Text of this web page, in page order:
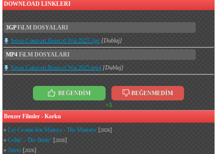
DOWNLOAD LINKLERI
3GPFiLM DOSYALARI
Savas.Canavari.Beast.of.War.2025.3gp [Dublaj]
MP4 FiLM DOSYALARI
Savas.Canavari.Beast.of.War.2025.mp4 [Dublaj]
BEĞENDİM
BEĞENMEDİM
+5
Benzer Filmler - Korku
» Lee Cronin'den Mumya - The Mummy [2026]
» Gelin! - The Bride! [2026]
» Jitters [2026]